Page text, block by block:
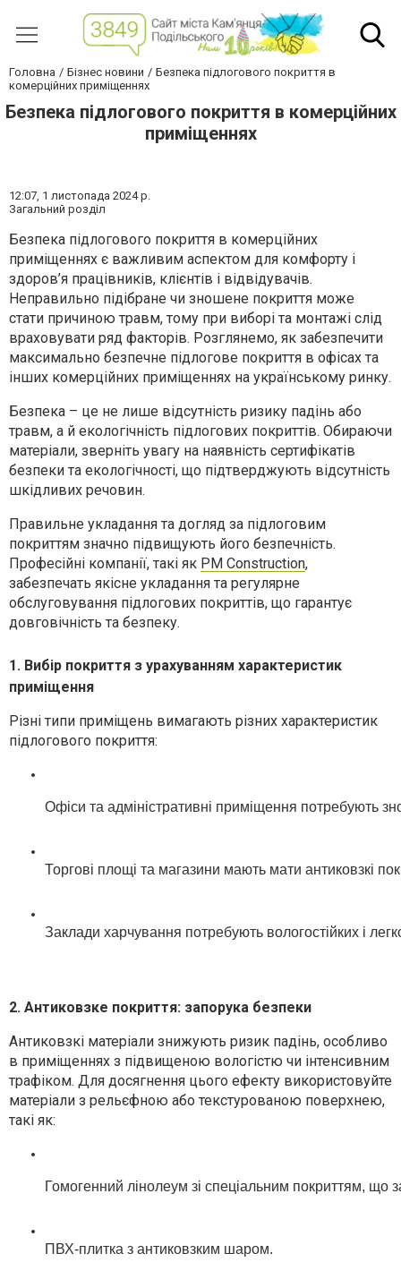
Головна Бізнес новини
Безпека підлогового покриття в
комерційних приміщеннях
Безпека підлогового покриття в комерційних
приміщеннях
12:07, 1 листопада 2024 р.
Загальний розділ
Безпека підлогового покриття в комерційних
приміщеннях є важливим аспектом для комфорту і
здоров’я працівників, клієнтів і відвідувачів.
Неправильно підібране чи зношене покриття може
стати причиною травм, тому при виборі та монтажі слід
враховувати ряд факторів. Розглянемо, як забезпечити
максимально безпечне підлогове покриття в офісах та
інших комерційних приміщеннях на українському ринку.
Безпека – це не лише відсутність ризику падінь або
травм, а й екологічність підлогових покриттів. Обираючи
матеріали, зверніть увагу на наявність сертифікатів
безпеки та екологічності, що підтверджують відсутність
шкідливих речовин.
Правильне укладання та догляд за підлоговим
покриттям значно підвищують його безпечність.
Професійні компанії, такі як PM Construction,
забезпечать якісне укладання та регулярне
обслуговування підлогових покриттів, що гарантує
довговічність та безпеку.
1. Вибір покриття з урахуванням характеристик
приміщення
Різні типи приміщень вимагають різних характеристик
підлогового покриття:
Офіси та адміністративні приміщення потребують
Торгові площі та магазини мають мати антиковзкі
Заклади харчування потребують вологостійких і
2. Антиковзке покриття: запорука безпеки
Антиковзкі матеріали знижують ризик падінь, особливо
в приміщеннях з підвищеною вологістю чи інтенсивним
трафіком. Для досягнення цього ефекту використовуйте
матеріали з рельєфною або текстурованою поверхнею,
такі як:
Гомогенний лінолеум зі спеціальним покриттям, що
ПВХ-плитка з антиковзким шаром.